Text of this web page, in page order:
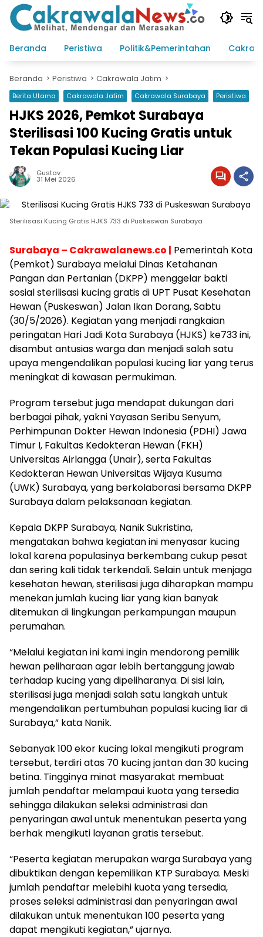
Langsung
konten
Beranda
Peristiwa Politik&Pemerintahan
Beranda Peristiwa Cakrawala Jatim
Berita Utama Cakrawala Jatim Cakrawala Surabaya Peristiwa
HJKS 2026, Pemkot Surabaya
Sterilisasi 100 Kucing Gratis untuk
Tekan Populasi Kucing Liar
Gustav
31 Mei 2026
Sterilisasi Kucing Gratis HJKS 733 di Puskeswan Surabaya
Surabaya – Cakrawalanews.co | Pemerintah Kota
(Pemkot) Surabaya melalui Dinas Ketahanan
Pangan dan Pertanian (DKPP) menggelar bakti
sosial sterilisasi kucing gratis di UPT Pusat Kesehatan
Hewan (Puskeswan) Jalan Ikan Dorang, Sabtu
(30/5/2026). Kegiatan yang menjadi rangkaian
peringatan Hari Jadi Kota Surabaya (HJKS) ke733 ini,
disambut antusias warga dan menjadi salah satu
upaya mengendalikan populasi kucing liar yang terus
meningkat di kawasan permukiman.
Program tersebut juga mendapat dukungan dari
berbagai pihak, yakni Yayasan Seribu Senyum,
Perhimpunan Dokter Hewan Indonesia (PDHI) Jawa
Timur I, Fakultas Kedokteran Hewan (FKH)
Universitas Airlangga (Unair), serta Fakultas
Kedokteran Hewan Universitas Wijaya Kusuma
(UWK) Surabaya, yang berkolaborasi bersama DKPP
Surabaya dalam pelaksanaan kegiatan.
Kepala DKPP Surabaya, Nanik Sukristina,
mengatakan bahwa kegiatan ini menyasar kucing
lokal karena populasinya berkembang cukup pesat
dan sering kali tidak terkendali. Selain untuk menjaga
kesehatan hewan, sterilisasi juga diharapkan mampu
menekan jumlah kucing liar yang kian banyak
ditemukan di lingkungan perkampungan maupun
perumahan.
“Melalui kegiatan ini kami ingin mendorong pemilik
hewan peliharaan agar lebih bertanggung jawab
terhadap kucing yang dipeliharanya. Di sisi lain,
sterilisasi juga menjadi salah satu langkah untuk
mengendalikan pertumbuhan populasi kucing liar di
Surabaya,” kata Nanik.
Sebanyak 100 ekor kucing lokal mengikuti program
tersebut, terdiri atas 70 kucing jantan dan 30 kucing
betina. Tingginya minat masyarakat membuat
jumlah pendaftar melampaui kuota yang tersedia
sehingga dilakukan seleksi administrasi dan
penyaringan awal untuk menentukan peserta yang
berhak mengikuti layanan gratis tersebut.
“Peserta kegiatan merupakan warga Surabaya yang
dibuktikan dengan kepemilikan KTP Surabaya. Meski
jumlah pendaftar melebihi kuota yang tersedia,
proses seleksi administrasi dan penyaringan awal
dilakukan untuk menentukan 100 peserta yang
dapat mengikuti kegiatan,” ujarnya.